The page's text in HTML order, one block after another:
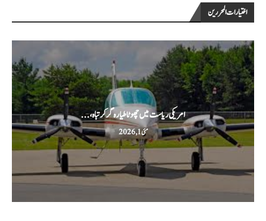
اختيارات المحررين
امریکی ریاست میں چھوٹا طیارہ گر کر تباہ،...
مئی 1, 2026